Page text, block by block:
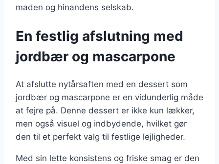
maden og hinandens selskab.
En festlig afslutning med
jordbær og mascarpone
At afslutte nytårsaften med en dessert som
jordbær og mascarpone er en vidunderlig måde
at fejre på. Denne dessert er ikke kun lækker,
men også visuel og indbydende, hvilket gør
den til et perfekt valg til festlige lejligheder.
Med sin lette konsistens og friske smag er den